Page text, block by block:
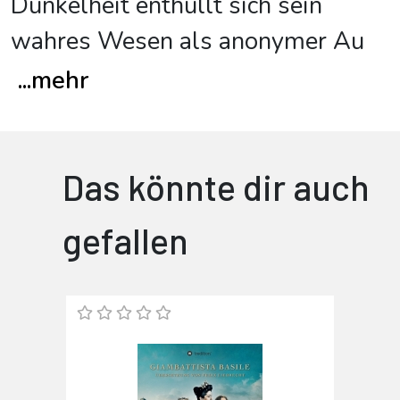
wahres Wesen als anonymer Au
...mehr
Das könnte dir auch
gefallen